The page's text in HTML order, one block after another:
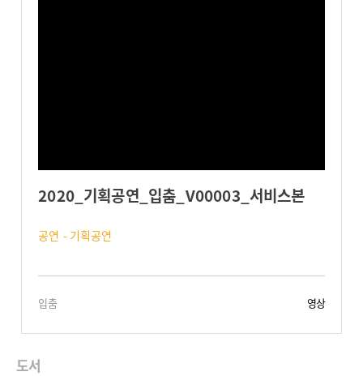
2020_기획공연_입춤_V00003_서비스본
공연 - 기획공연
입춤 영상
도서